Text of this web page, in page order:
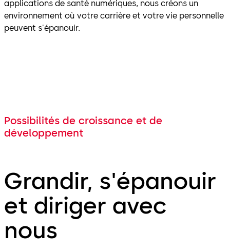
applications de santé numériques, nous créons un
environnement où votre carrière et votre vie personnelle
peuvent s'épanouir.
Possibilités de croissance et de
développement
Grandir, s'épanouir
et diriger avec
nous